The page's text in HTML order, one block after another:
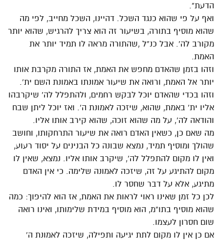
הדעת”.
ואף על פי שהוא כנגד השכל. דהיינו, השכל מחייב, לפי מה
שהוא מוסיף בתורה, בשיעור זה הוא צריך להרגיש, שהוא יותר
מקורב לה’. אבל כנ”ל ,שהתורה מראה לו תמיד יותר את
האמת.
וזהו בזמן שהאדם מחפש את האמת, אז התורה מקרבת אותו
יותר אל האמת, ורואה את שיעור אמונתו באמונת השם ית’.
וזהו בכדי שהאדם יוכל לבקש רחמים, ולהתפלל לה’ שיקרבהו
אליו ית’ באמת, שהוא, שיזכה לאמונת ה’. ואז יוכל ליתן שבח
והודאה לה’, על מה שהוא זוכה, שהוא קירב אותו אליו.
מה שאם כן, כשאין האדם רואה את שיעור התרחקותו, וחושב
שהולך ומוסיף תמיד, נמצא שבונה כל הבנינים על יסוד רעוע,
ואין לו מקום להתפלל לה’, שיקרב אותו אליו. נמצא, שאין לו
מקום להתיגע על זה, שיזכה לאמונה שלימה. כי אין האדם
מתיגע, אלא על דבר שחסר לו.
לכן כל זמן שאינו ראוי לראות את האמת, אז הוא להיפוך: כמה
שהוא מוסיף בתו”מ, הוא מוסיף במידת שלימותו, ואינו רואה
שום חסרון לעצמו.
אם כן אין לו מקום לתת יגיעה ותפילה, שיזכה לאמונת ה’